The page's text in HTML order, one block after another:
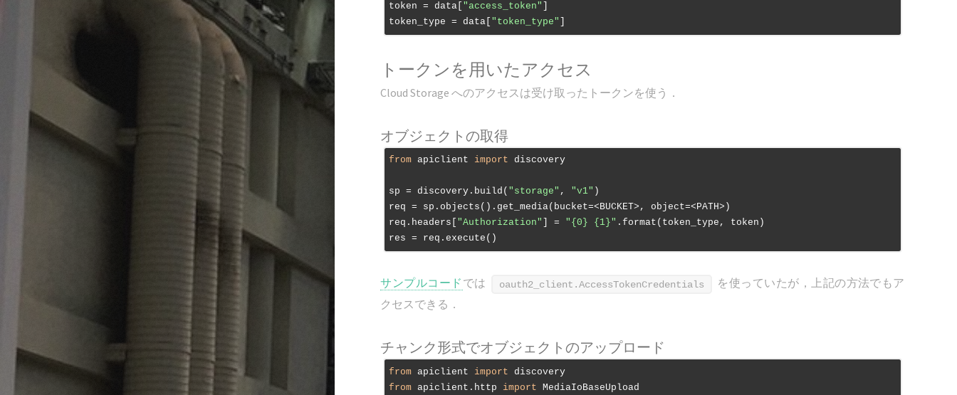
token = data[ "access_token"
token_type = data[ "token_type"
トークンを用いたアクセス
Cloud Storage へのアクセスは受け取ったトークンを使う．
オブジェクトの取得
from apiclient import discovery
sp = discovery.build( "storage" , "v1" )
req = sp.objects().get_media(bucket=<BUCKET>, object=<PATH>)
req.headers[ "Authorization" ] = "{0} {1}" .format(token_type, token)
サンプルコード では oauth2_client.AccessTokenCredentials
を使っていたが，上記の方法でもア
クセスできる．
チャンク形式でオブジェクトのアップロード
from apiclient import
from apiclient.http import MediaIoBaseUpload